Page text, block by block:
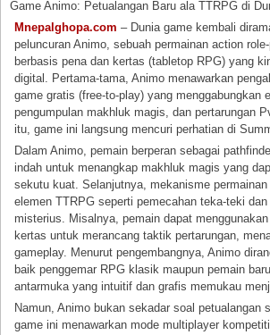
Game Animo: Petualangan Baru ala TTRPG di
Mnepalghopa.com – Dunia game kembali
peluncuran Animo, sebuah permainan action
berbasis pena dan kertas (tabletop RPG) yang
digital. Pertama-tama, Animo menawarkan
game gratis (free-to-play) yang menggabungkan
pengumpulan makhluk magis, dan pertarungan
itu, game ini langsung mencuri perhatian di
Dalam Animo, pemain berperan sebagai
indah untuk menangkap makhluk magis yang
sekutu kuat. Selanjutnya, mekanisme
elemen TTRPG seperti pemecahan teka-teki
misterius. Misalnya, pemain dapat
kertas untuk merancang taktik pertarungan,
gameplay. Menurut pengembangnya, Animo
baik penggemar RPG klasik maupun pemain
antarmuka yang intuitif dan grafis memukau
Namun, Animo bukan sekadar soal petualangan
game ini menawarkan mode multiplayer